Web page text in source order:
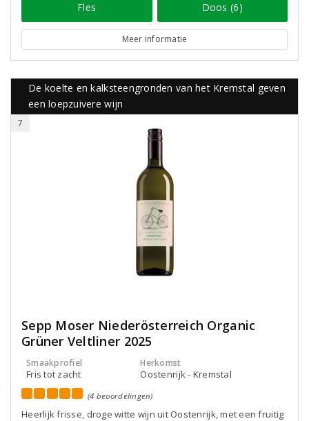
Fles Doos (6)
Meer informatie
De koelte en kalksteengronden van het Kremstal geven
een loepzuivere wijn
7
Sepp Moser Niederösterreich Organic
Grüner Veltliner 2025
Smaakprofiel
Fris tot zacht
Herkomst
Oostenrijk - Kremstal
(4 beoordelingen)
Heerlijk frisse, droge witte wijn uit Oostenrijk, met een fruitig